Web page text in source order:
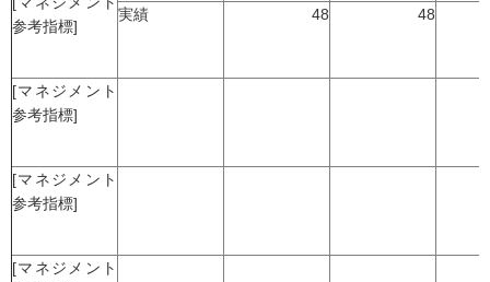
参考指標]
実績 48 48
[マネジメント
参考指標]
[マネジメント
参考指標]
[マネジメント